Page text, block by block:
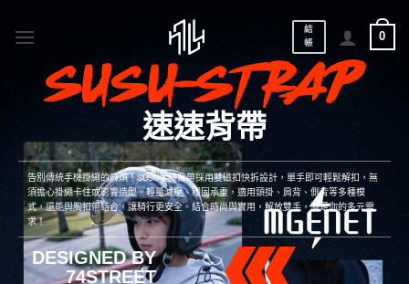
結
帳
0
速速背帶
告別傳統手機掛繩的麻煩！SUSU手機背帶採用雙磁扣快拆設計，單手即可輕鬆解扣，無
須擔心掛繩卡住或影響造型。輕量減壓、穩固承重，適用頸掛、肩背、側背等多種模
式，還能與胸扣帶結合，讓騎行更安全。結合時尚與實用，解放雙手，滿足你的多元需
求！
DESIGNED BY
74STREET